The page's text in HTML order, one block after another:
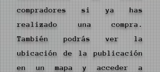
compradores si ya has
realizado una compra.
También podrás ver la
ubicación de la publicación
en un mapa y acceder a